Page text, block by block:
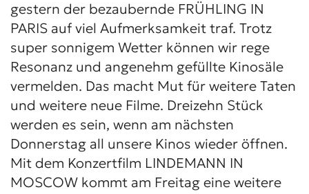
gestern der bezaubernde FRÜHLING IN
PARIS auf viel Aufmerksamkeit traf. Trotz
super sonnigem Wetter können wir rege
Resonanz und angenehm gefüllte Kinosäle
vermelden. Das macht Mut für weitere Taten
und weitere neue Filme. Dreizehn Stück
werden es sein, wenn am nächsten
Donnerstag all unsere Kinos wieder öffnen.
Mit dem Konzertfilm LINDEMANN IN
MOSCOW kommt am Freitag eine weitere